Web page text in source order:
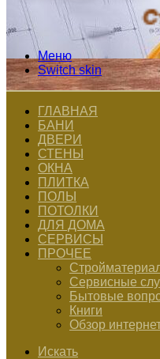
Меню
Switch skin
ГЛАВНАЯ
БАНИ
ДВЕРИ
СТЕНЫ
ОКНА
ПЛИТКА
ПОЛЫ
ПОТОЛКИ
ДЛЯ ДОМА
СЕРВИСЫ
ПРОЧЕЕ
Сервисные
Бытовые
Книги
Обзор
Искать